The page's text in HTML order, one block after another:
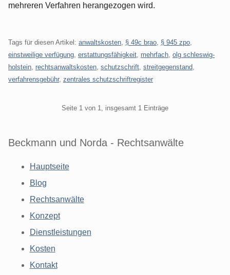
mehreren Verfahren herangezogen wird.
Tags für diesen Artikel: anwaltskosten § 49c brao § 945 zpo
einstweilige verfügung erstattungsfähigkeit mehrfach olg schleswig-
holstein rechtsanwaltskosten schutzschrift streitgegenstand
verfahrensgebühr, zentrales schutzschriftregister
Seite 1 von 1, insgesamt 1 Einträge
Beckmann und Norda - Rechtsanwälte
Hauptseite
Blog
Rechtsanwälte
Konzept
Dienstleistungen
Kosten
Kontakt